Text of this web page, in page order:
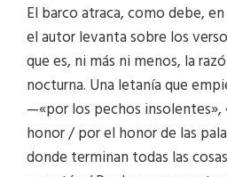
El barco atraca, como debe,
el autor levanta sobre los
que es, ni más ni menos, la
nocturna. Una letanía que
—«por los pechos insolentes»,
honor / por el honor de las
donde terminan todas las